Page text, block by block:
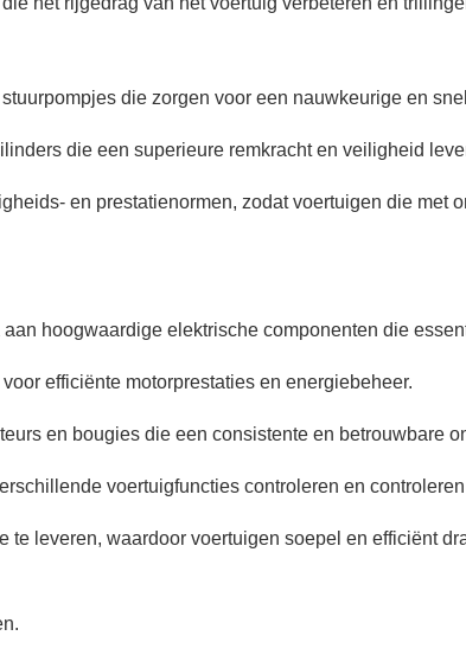
die zorgen voor een nauwkeurige en
die een superieure remkracht en veiligheid
en prestatienormen, zodat voertuigen die met
hoogwaardige elektrische componenten die
efficiënte motorprestaties en energiebeheer.
en bougies die een consistente en betrouwbare
voertuigfuncties controleren en
leveren, waardoor voertuigen soepel en efficiënt